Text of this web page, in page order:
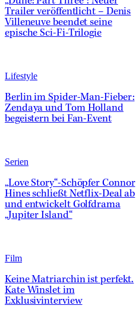
Trailer veröffentlicht – Denis
Villeneuve beendet seine
epische Sci-Fi-Trilogie
Lifestyle
Berlin im Spider-Man-Fieber:
Zendaya und Tom Holland
begeistern bei Fan-Event
Serien
„Love Story“-Schöpfer Connor
Hines schließt Netflix-Deal ab
und entwickelt Golfdrama
„Jupiter Island“
Film
Keine Matriarchin ist perfekt.
Kate Winslet im
Exklusivinterview